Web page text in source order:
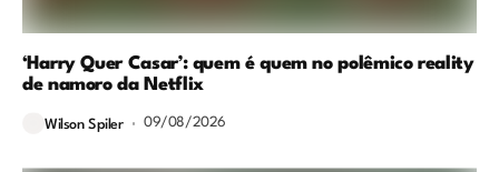
‘Harry Quer Casar’: quem é quem no polêmico reality
de namoro da Netflix
Wilson Spiler 09/08/2026